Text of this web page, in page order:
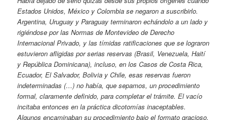
Estados Unidos, México y Colombia se negaron a suscribirlo.
Argentina, Uruguay y Paraguay terminaron echándolo a un lado y
rigiéndose por las Normas de Montevideo de Derecho
Internacional Privado, y las tímidas ratificaciones que se lograron
estuvieron afligidas por serias reservas (Brasil, Venezuela, Haití
y República Dominicana), incluso, en los Casos de Costa Rica,
Ecuador, El Salvador, Bolivia y Chile, esas reservas fueron
indeterminadas (…) no había, que sepamos, un procedimiento
formal, claramente definido, para completar el trámite. El vacío
incitaba entonces en la práctica dicotomías inaceptables.
Algunos encaminaban su procedimiento bajo el formato gracioso,